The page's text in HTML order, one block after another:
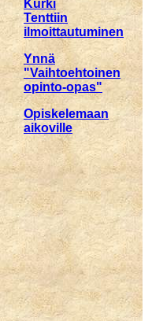
Kurki
Tenttiin
ilmoittautuminen
Ynnä
"Vaihtoehtoinen
opinto-opas"
Opiskelemaan
aikoville